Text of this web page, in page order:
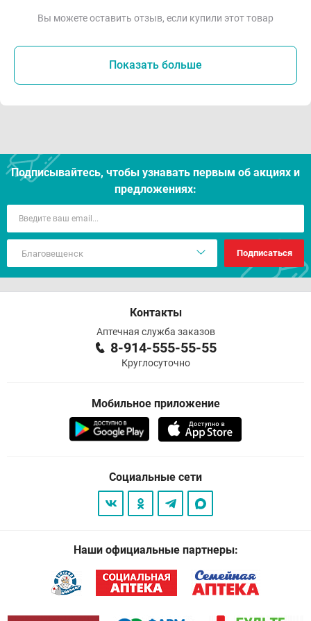
Вы можете оставить отзыв, если купили этот товар
Показать больше
Подписывайтесь, чтобы узнавать первым об акцияx и
предложениях:
Подписаться
Контакты
Аптечная служба заказов
8-914-555-55-55
Круглосуточно
Мобильное приложение
Социальные сети
Наши официальные партнеры: